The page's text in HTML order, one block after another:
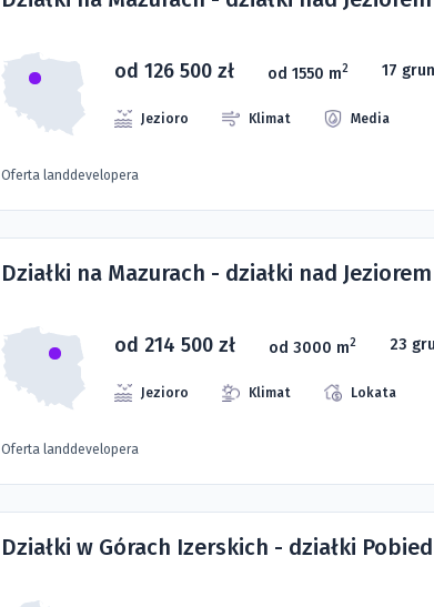
od 126 500 zł od 1550 m2 17
Jezioro Klimat Media
Oferta landdevelopera
Działki na Mazurach - działki nad
od 214 500 zł od 3000 m2 23
Jezioro Klimat Lokata
Oferta landdevelopera
Działki w Górach Izerskich - działki